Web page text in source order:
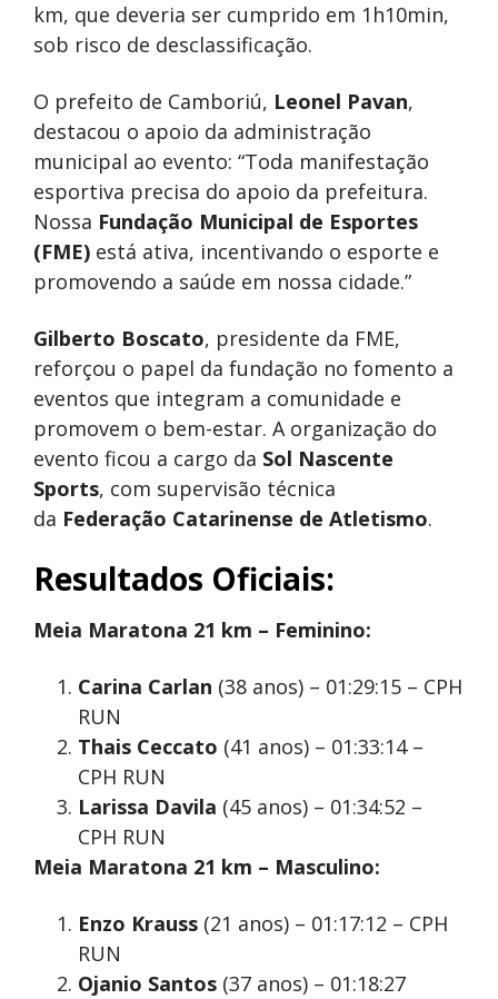
km, que deveria ser cumprido em 1h10min,
sob risco de desclassificação.
O prefeito de Camboriú, Leonel Pavan,
destacou o apoio da administração
municipal ao evento: “Toda manifestação
esportiva precisa do apoio da prefeitura.
Nossa Fundação Municipal de Esportes
(FME) está ativa, incentivando o esporte e
promovendo a saúde em nossa cidade.”
Gilberto Boscato, presidente da FME,
reforçou o papel da fundação no fomento a
eventos que integram a comunidade e
promovem o bem-estar. A organização do
evento ficou a cargo da Sol Nascente
Sports, com supervisão técnica
da Federação Catarinense de Atletismo.
Resultados Oficiais:
Meia Maratona 21 km – Feminino:
Carina Carlan (38 anos) – 01:29:15 – CPH
RUN
Thais Ceccato (41 anos) – 01:33:14 –
CPH RUN
Larissa Davila (45 anos) – 01:34:52 –
CPH RUN
Meia Maratona 21 km – Masculino:
Enzo Krauss (21 anos) – 01:17:12 – CPH
RUN
Ojanio Santos (37 anos) – 01:18:27